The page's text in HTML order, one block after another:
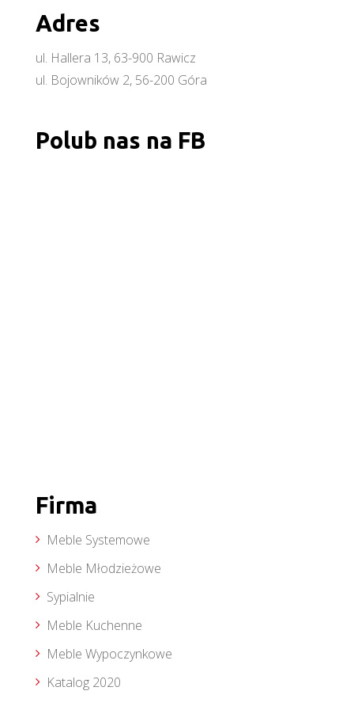
Adres
ul. Hallera 13, 63-900 Rawicz
ul. Bojowników 2, 56-200 Góra
Polub nas na FB
Firma
Meble Systemowe
Meble Młodzieżowe
Sypialnie
Meble Kuchenne
Meble Wypoczynkowe
Katalog 2020